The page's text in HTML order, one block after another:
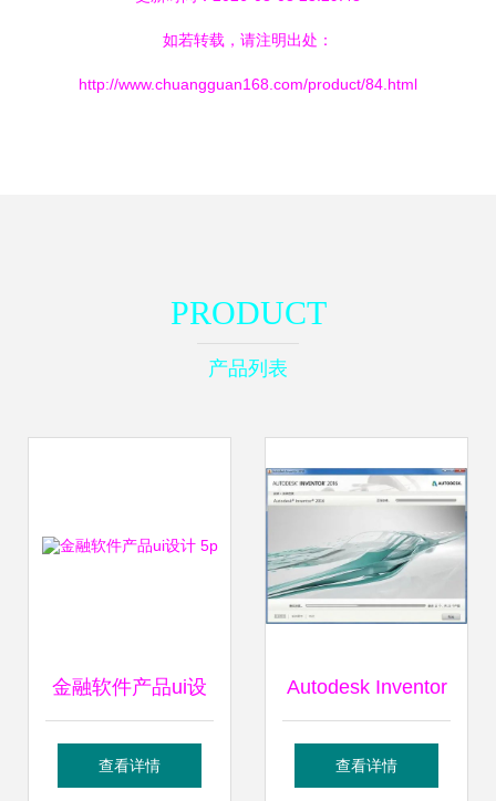
如若转载，请注明出处：
http://www.chuangguan168.com/product/84.html
PRODUCT
产品列表
金融软件产品ui设
计 5p
查看详情
Autodesk Inventor
安装包下载与安装
查看详情